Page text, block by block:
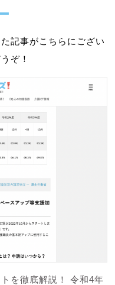
記事がこちらにござい
ぞ！
を徹底解説！ 令和4年